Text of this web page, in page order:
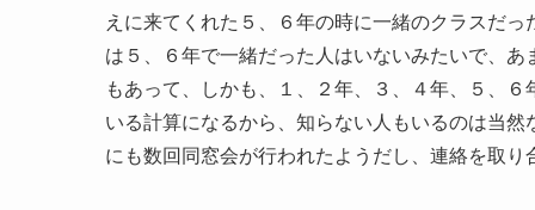
えに来てくれた５、６年の時に一緒のクラスだ
は５、６年で一緒だった人はいないみたいで、
もあって、しかも、１、２年、３、４年、５、
いる計算になるから、知らない人もいるのは当
にも数回同窓会が行われたようだし、連絡を取